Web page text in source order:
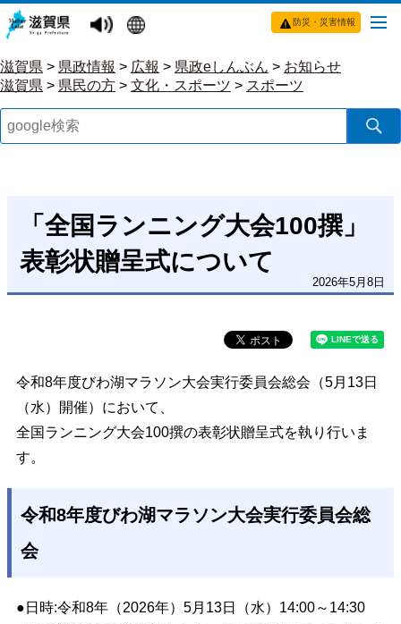
防災・災害情報
滋賀県 > 県政情報 > 広報 > 県政eしんぶん > お知らせ
滋賀県 > 県民の方 > 文化・スポーツ > スポーツ
「全国ランニング大会100撰」
表彰状贈呈式について
2026年5月8日
令和8年度びわ湖マラソン大会実行委員会総会（5月13日
（水）開催）において、
全国ランニング大会100撰の表彰状贈呈式を執り行いま
す。
令和8年度びわ湖マラソン大会実行委員会総
会
●日時:令和8年（2026年）5月13日（水）14:00～14:30